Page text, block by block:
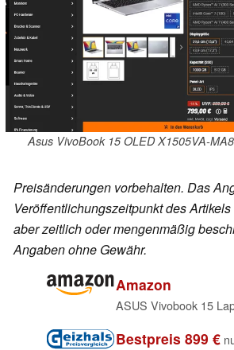
Asus VivoBook 15 OLED X1505VA-
Preisänderungen vorbehalten. Das
Veröffentlichungszeitpunkt des
aber zeitlich oder mengenmäßig
Angaben ohne Gewähr.
Amazon
Bestpreis 899 €